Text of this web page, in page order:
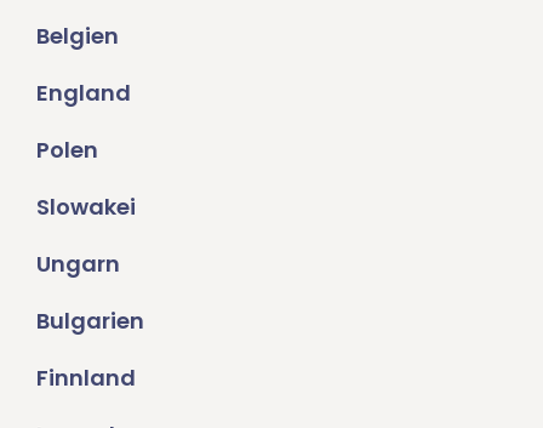
Belgien
England
Polen
Slowakei
Ungarn
Bulgarien
Finnland